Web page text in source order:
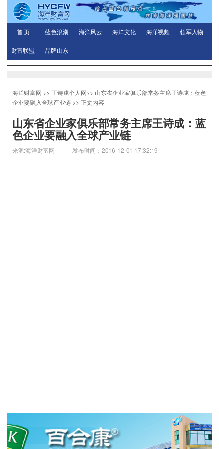
首 页 蓝色浪潮 海洋风云 海洋文化 海洋视频 领军人物
财富联盟 品牌山东
海洋财富网 >> 王诗成个人网>> 山东省企业家俱乐部常务主席王诗成：蓝色
企业要融入全球产业链 >> 正文内容
山东省企业家俱乐部常务主席王诗成：蓝
色企业要融入全球产业链
来源:海洋财富网 发布时间：2016-12-01 17:32:19